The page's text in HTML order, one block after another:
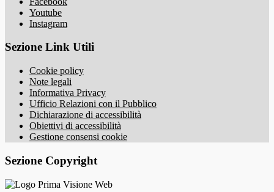
Youtube
Instagram
Sezione Link Utili
Cookie policy
Note legali
Informativa Privacy
Ufficio Relazioni con il Pubblico
Dichiarazione di accessibilità
Obiettivi di accessibilità
Gestione consensi cookie
Sezione Copyright